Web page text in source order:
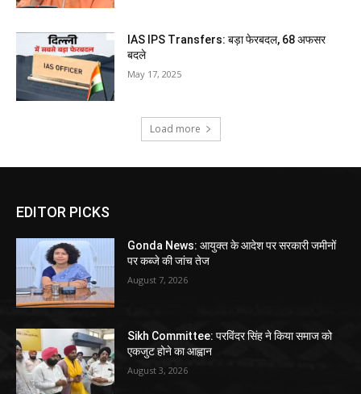
IAS IPS Transfers: बड़ा फेरबदल, 68 अफसर
बदले
May 17, 2025
Load more
EDITOR PICKS
Gonda News: आयुक्त के आदेश पर सरकारी जमीनों
पर कब्जे की जांच तेज
August 7, 2026
Sikh Committee: परविंदर सिंह ने किया समाज को
एकजुट होने का आह्वान
August 3, 2026